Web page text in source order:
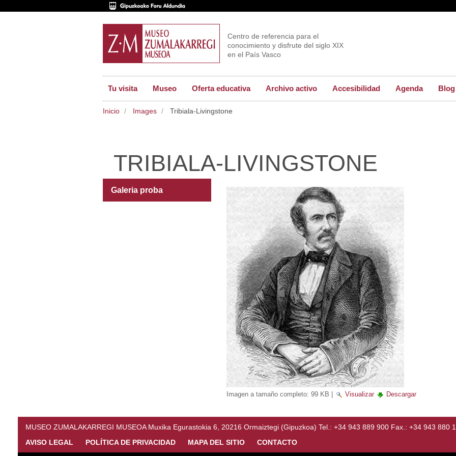
Centro de referencia para el
conocimiento y disfrute del siglo XIX
en el País Vasco
Tu visita Museo Oferta educativa Archivo activo Accesibilidad Agenda Blog
Inicio Images Tribiala-Livingstone
TRIBIALA-LIVINGSTONE
Imagen a tamaño completo: 99 KB Visualizar Descargar
Galeria proba
MUSEO ZUMALAKARREGI MUSEOA Muxika Egurastokia 6, 20216 Ormaiztegi (Gipuzkoa) Tel.: +34 943 889 900 Fax.: +34 943 880
AVISO LEGAL
POLÍTICA DE PRIVACIDAD MAPA DEL SITIO CONTACTO